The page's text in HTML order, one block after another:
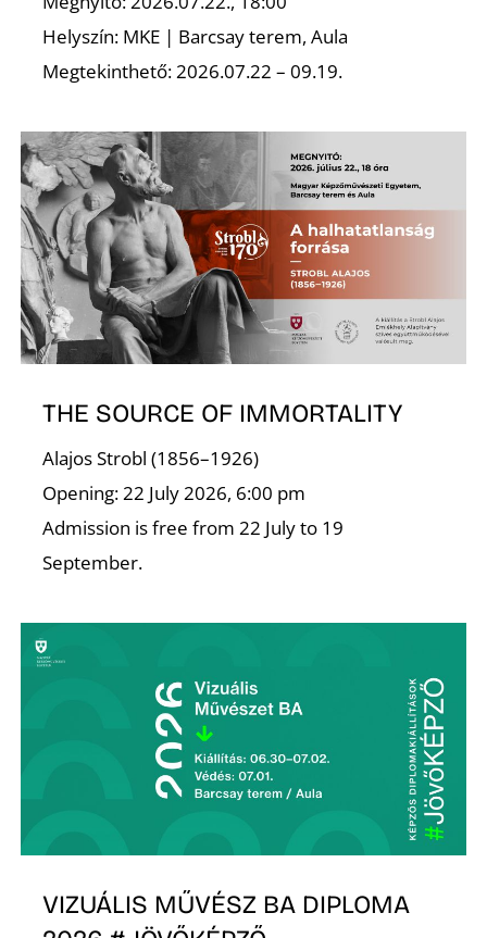
Helyszín: MKE | Barcsay terem, Aula
Megtekinthető: 2026.07.22 – 09.19.
THE SOURCE OF IMMORTALITY
Alajos Strobl (1856–1926)
Opening: 22 July 2026, 6:00 pm
Admission is free from 22 July to 19
September.
VIZUÁLIS MŰVÉSZ BA DIPLOMA